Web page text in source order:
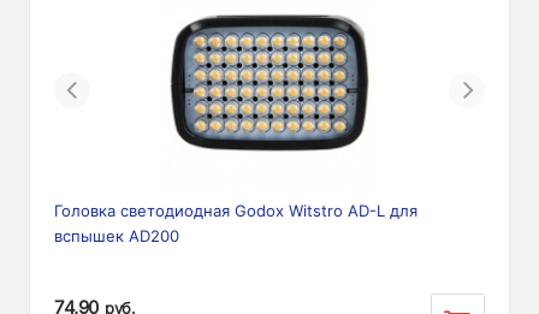
Previous Next
Головка светодиодная Godox Witstro AD-L для
вспышек AD200
74,90 руб.